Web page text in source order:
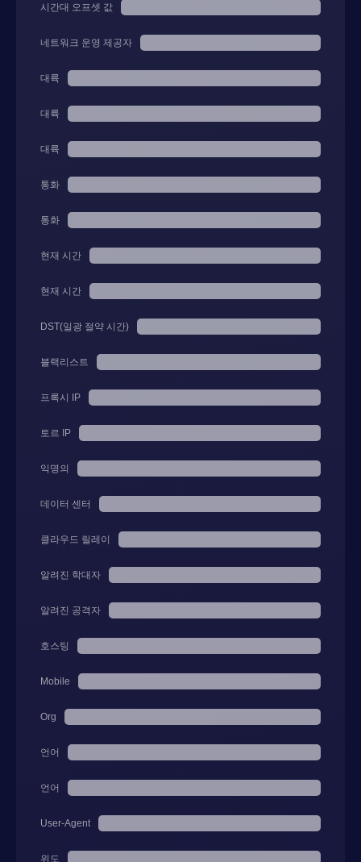
시간대 오프셋 값
네트워크 운영 제공자
대륙
대륙
대륙
통화
통화
현재 시간
현재 시간
DST(일광 절약 시간)
블랙리스트
프록시 IP
토르 IP
익명의
데이터 센터
클라우드 릴레이
알려진 학대자
알려진 공격자
호스팅
Mobile
Org
언어
언어
User-Agent
위도